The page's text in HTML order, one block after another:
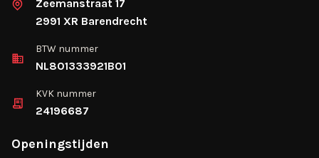
Zeemanstraat 17
2991 XR Barendrecht
BTW nummer
NL801333921B01
KVK nummer
24196687
Openingstijden